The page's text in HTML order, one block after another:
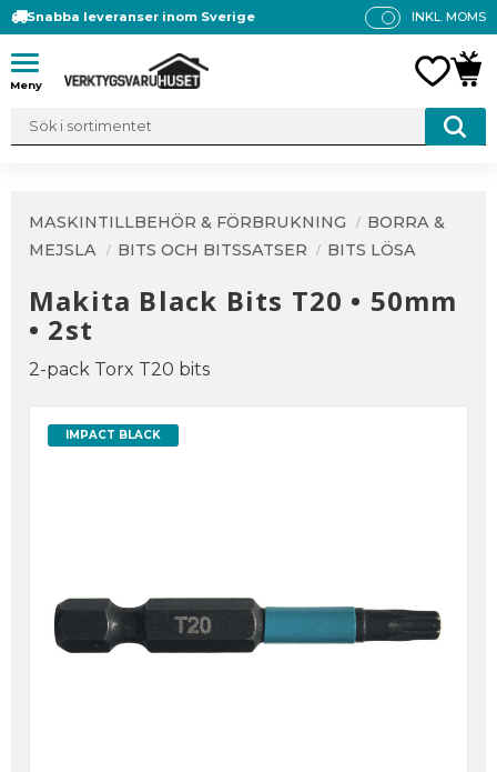
Meny
Snabba leveranser inom Sverige
P
A
S
INKL. MOMS
MASKINTILLBEHÖR & FÖRBRUKNING
BORRA &
MEJSLA
BITS OCH BITSSATSER BITS LÖSA
Makita Black Bits T20 • 50mm
• 2st
2-pack Torx T20 bits
IMPACT BLACK